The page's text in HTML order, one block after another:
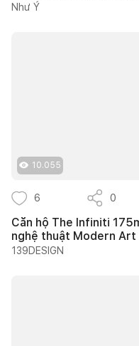
Như Ý
10.055
6 0
Căn hộ The Infiniti
nghệ thuật Modern Art
139DESIGN